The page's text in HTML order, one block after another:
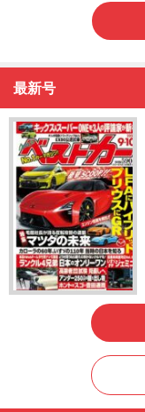
最新号